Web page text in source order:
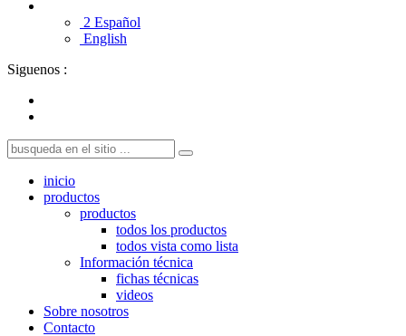
2 Español
English
Siguenos :
inicio
productos
productos
todos los productos
todos vista como lista
Información técnica
fichas técnicas
videos
Sobre nosotros
Contacto